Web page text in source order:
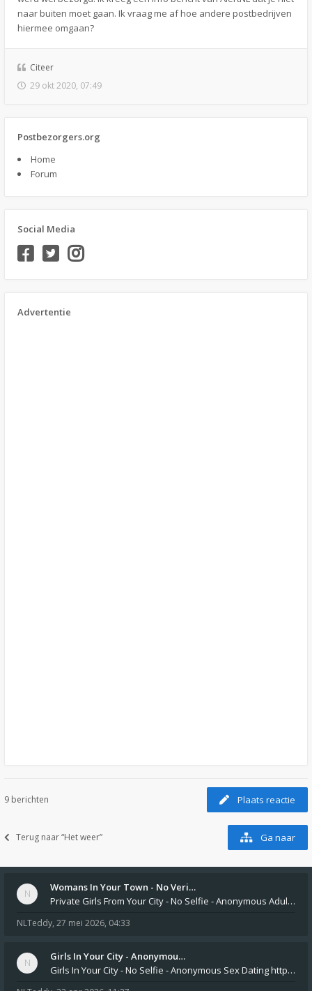
naar buiten moet gaan. Ik vraag me af hoe andere postbedrijven
hiermee omgaan?
Citeer
29 okt 2020, 07:49
Postbezorgers.org
Home
Forum
Social Media
Advertentie
9 berichten Plaats reactie
Terug naar “Het weer” Ga naar
Womans In Your Town - No Veri…
Private Girls From Your City - No Selfie - Anonymous Adult Dating https://privatedates.live Private Girls In Your
NLTeddy, 27 mei 2026, 04:33
Girls In Your City - Anonymou…
Girls In Your City - No Selfie - Anonymous Sex Dating https://SecretPrivat.com Womens In Your Town - Anonymous S